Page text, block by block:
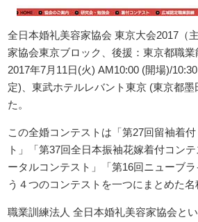
全日本婚礼美容家協会 東京大会2017（
家協会東京ブロック、後援：東京都職業
2017年7月11日(火) AM10:00 (開場)/
定)、東武ホテルレバント東京 (東京都
た。
この全婚コンテストは「第27回留袖着
ト」「第37回全日本振袖花嫁着付コン
ータルコンテスト」「第16回ニューブ
う４つのコンテストを一つにまとめた名
職業訓練法人 全日本婚礼美容家協会と